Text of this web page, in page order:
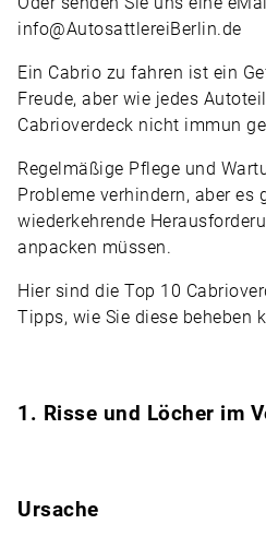
info@AutosattlereiBerlin.de
Ein Cabrio zu fahren ist ein
Freude, aber wie jedes
Cabrioverdeck nicht immun
Regelmäßige Pflege und
Probleme verhindern, aber es
wiederkehrende
anpacken müssen.
Hier sind die Top 10
Tipps, wie Sie diese beheben
1. Risse und Löcher im
Ursache